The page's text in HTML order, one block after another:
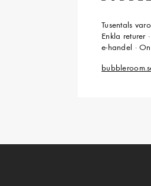
Tusentals
Enkla returer
e-handel ·